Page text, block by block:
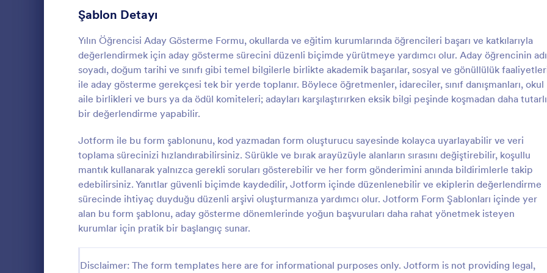
Şablon Detayı
Yılın Öğrencisi Aday Gösterme Formu, okullarda ve eğitim kurumlarında öğrencileri başarı ve katkılarıyla
değerlendirmek için aday gösterme sürecini düzenli biçimde yürütmeye yardımcı olur. Aday öğrencinin adı
soyadı, doğum tarihi ve sınıfı gibi temel bilgilerle birlikte akademik başarılar, sosyal ve gönüllülük
ile aday gösterme gerekçesi tek bir yerde toplanır. Böylece öğretmenler, idareciler, sınıf danışmanları, okul
aile birlikleri ve burs ya da ödül komiteleri; adayları karşılaştırırken eksik bilgi peşinde koşmadan daha tutarlı
bir değerlendirme yapabilir.
Jotform ile bu form şablonunu, kod yazmadan form oluşturucu sayesinde kolayca uyarlayabilir ve veri
toplama sürecinizi hızlandırabilirsiniz. Sürükle ve bırak arayüzüyle alanların sırasını değiştirebilir, koşullu
mantık kullanarak yalnızca gerekli soruları gösterebilir ve her form gönderimini anında bildirimlerle takip
edebilirsiniz. Yanıtlar güvenli biçimde kaydedilir, Jotform içinde düzenlenebilir ve ekiplerin değerlendirme
sürecinde ihtiyaç duyduğu düzenli arşivi oluşturmanıza yardımcı olur. Jotform Form Şablonları içinde yer
alan bu form şablonu, aday gösterme dönemlerinde yoğun başvuruları daha rahat yönetmek isteyen
kurumlar için pratik bir başlangıç sunar.
Disclaimer: The form templates here are for informational purposes only. Jotform is not providing legal,
programları ve kurum içi takdir süreçlerinde
aday önerilerini online veri toplama ile
düzenli şekilde toplamak isteyen
organizasyonlara yardımcı olur.
Go to Category:
Aday Gösterme Formları
Şablon Kullan
:
Ayın Çalışanı Aday Gösterme
çalışanların aday önerilerini
ödüllendirme sürecini destekler
için düzenli veri toplama ile
kolaylaştırır.
Go to Category:
İnsan Kaynakları Formları
Şablon Kullan
Üye Kayıt Formları
Oy Formları 22
Özet Formları 17
Onay Formları 89
Değerlendirme Formları 104
Katılım Formları 12
Denetim 78
Yetkilendirme Formları
Ödül Formları 17
Hesaplama Formları 15